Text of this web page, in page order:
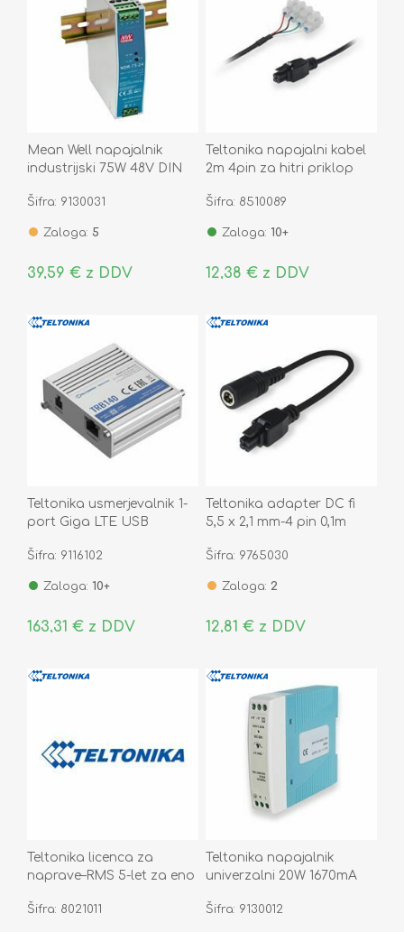
Mean Well napajalnik
industrijski 75W 48V DIN
Šifra: 9130031
Zaloga: 5
39,59 € z DDV
Teltonika napajalni kabel
2m 4pin za hitri priklop
Šifra: 8510089
Zaloga: 10+
12,38 € z DDV
Teltonika usmerjevalnik 1-
port Giga LTE USB
Šifra: 9116102
Zaloga: 10+
163,31 € z DDV
Teltonika adapter DC fi
5,5 x 2,1 mm-4 pin 0,1m
Šifra: 9765030
Zaloga: 2
12,81 € z DDV
Teltonika licenca za
naprave–RMS 5-let za eno
Šifra: 8021011
Teltonika napajalnik
univerzalni 20W 1670mA
Šifra: 9130012